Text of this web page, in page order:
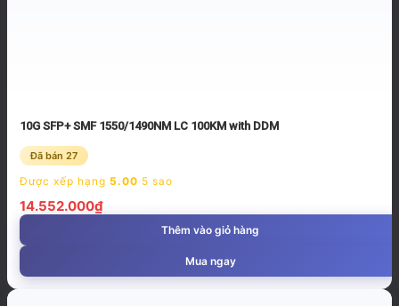
10G SFP+ SMF 1550/1490NM LC 100KM with DDM
Đã bán 27
Được xếp hạng 5.00 5 sao
14.552.000₫
Thêm vào giỏ hàng
Mua ngay